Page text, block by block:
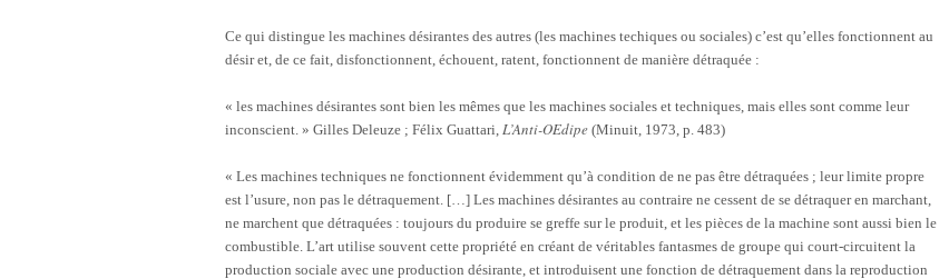
Ce qui distingue les machines désirantes des autres (les machines techiques ou sociales) c’est qu’elles fonctionnent au
désir et, de ce fait, disfonctionnent, échouent, ratent, fonctionnent de manière détraquée :
« les machines désirantes sont bien les mêmes que les machines sociales et techniques, mais elles sont comme leur
inconscient. » Gilles Deleuze ; Félix Guattari, L’Anti-OEdipe (Minuit, 1973, p. 483)
« Les machines techniques ne fonctionnent évidemment qu’à condition de ne pas être détraquées ; leur limite propre
est l’usure, non pas le détraquement. […] Les machines désirantes au contraire ne cessent de se détraquer en marchant,
ne marchent que détraquées : toujours du produire se greffe sur le produit, et les pièces de la machine sont aussi bien le
combustible. L’art utilise souvent cette propriété en créant de véritables fantasmes de groupe qui court-circuitent la
production sociale avec une production désirante, et introduisent une fonction de détraquement dans la reproduction